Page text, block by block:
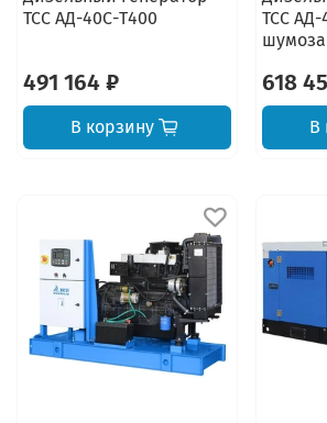
ТСС АД-40С-Т400
491 164 ₽
В корзину
ТСС АД-
618
В